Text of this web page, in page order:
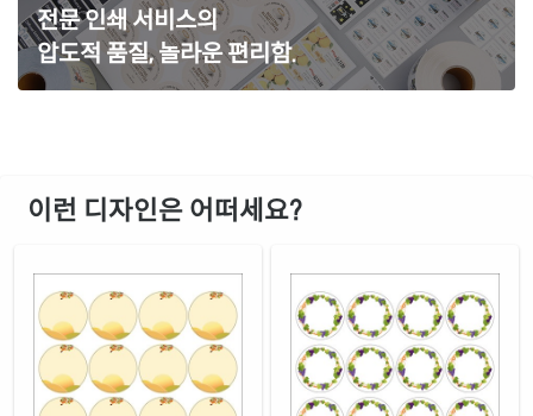
파란색 모조
CL580TB-FA052 잉크젯, 레이저 겸용
재질 설명
CL580TG-FA052
잉크젯, 레이저 겸용
보라색 모조
CL580TV-FA052잉크젯, 레이저 겸용
재질 설명
노란색 모조
CL580TY-FA052잉크젯, 레이저 겸용
재질 설명
전문 인쇄 서비스의
압도적 품질, 놀라운 편리함.
이런 디자인은 어떠세요?